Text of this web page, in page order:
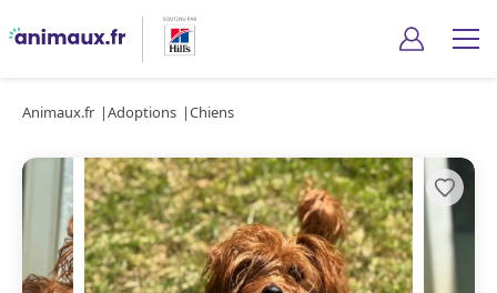
Animaux.fr Adoptions Chiens